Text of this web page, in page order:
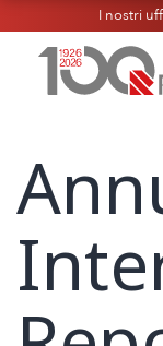
I nostri